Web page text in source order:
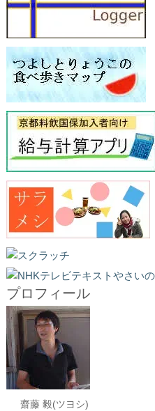
プロフィール
齋藤 毅(ツヨシ)